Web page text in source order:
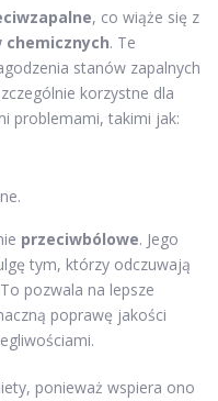
, co wiąże się z
. Te
stanów zapalnych
korzystne dla
problemami, takimi jak:
przeciwbólowe. Jego
tym, którzy odczuwają
pozwala na lepsze
poprawę jakości
ponieważ wspiera ono